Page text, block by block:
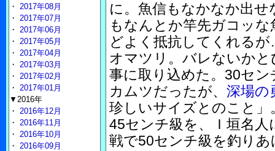
に。魚信もなかなか出
もなんとか竿先ガコッ
どよく抵抗してくれる
オマツリ。バレないか
事に取り込めた。30セ
カムツだったが、 深場の
珍しいサイズとのこと」
45センチ級を、Ｉ垣名
戦で50センチ級を釣り
・ 2017年08月
・ 2017年07月
・ 2017年06月
・ 2017年05月
・ 2017年04月
・ 2017年03月
・ 2017年02月
・ 2017年01月
▼2016年
・ 2016年12月
・ 2016年11月
・ 2016年10月
・ 2016年09月